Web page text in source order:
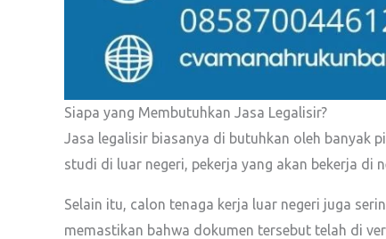
Siapa yang Membutuhkan Jasa Legalisir?
Jasa legalisir biasanya di butuhkan oleh banyak
studi di luar negeri, pekerja yang akan bekerja di
Selain itu, calon tenaga kerja luar negeri juga
memastikan bahwa dokumen tersebut telah di